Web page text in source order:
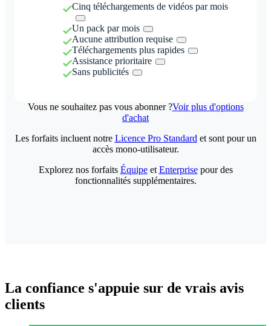
Cinq téléchargements de vidéos par mois
Un pack par mois
Aucune attribution requise
Téléchargements plus rapides
Assistance prioritaire
Sans publicités
Vous ne souhaitez pas vous abonner ?Voir plus d'options
d'achat
Les forfaits incluent notre Licence Pro Standard et sont pour un
accès mono-utilisateur.
Explorez nos forfaits Équipeet Enterprisepour des
fonctionnalités supplémentaires.
La confiance s'appuie sur de vrais avis
clients